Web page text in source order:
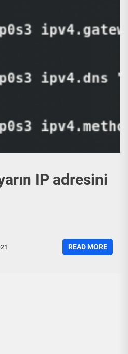
IP adresini
READ MORE